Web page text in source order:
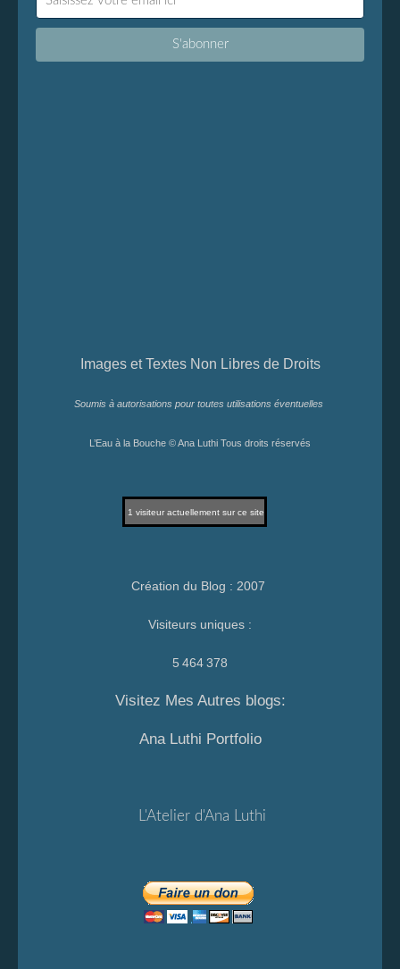
Images et Textes Non Libres de Droits
Soumis à autorisations pour toutes utilisations éventuelles
L’Eau à la Bouche © Ana Luthi Tous droits réservés
1 visiteur actuellement sur ce site
Création du Blog : 2007
Visiteurs uniques :
5 464 378
Visitez Mes Autres blogs:
Ana Luthi Portfolio
L'Atelier d'Ana Luthi